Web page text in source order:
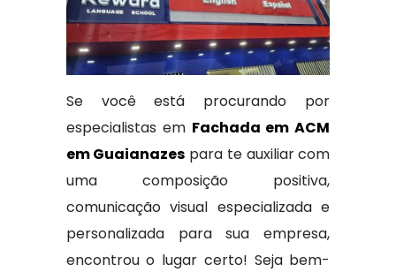
Se você está procurando por
especialistas em Fachada em ACM
em Guaianazes para te auxiliar com
uma composição positiva,
comunicação visual especializada e
personalizada para sua empresa,
encontrou o lugar certo! Seja bem-